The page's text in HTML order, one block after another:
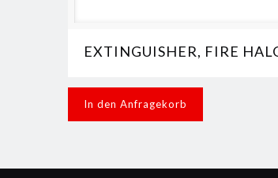
EXTINGUISHER, FIRE
In den Anfragekorb